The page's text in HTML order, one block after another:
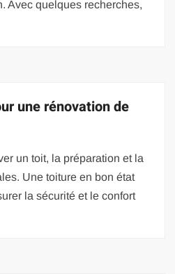
Avec quelques recherches,
une rénovation de
un toit, la préparation et la
Une toiture en bon état
la sécurité et le confort